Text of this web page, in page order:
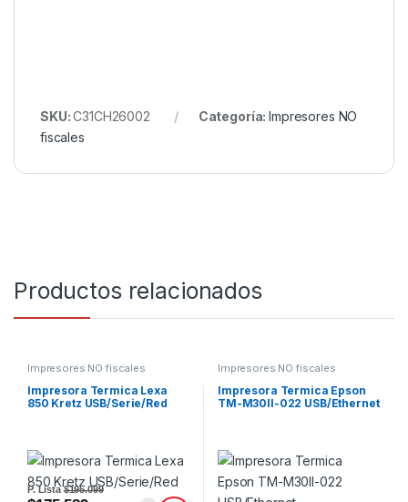
SKU:C31CH26002 Categoría:Impresores NO
fiscales
Productos relacionados
Impresores NO fiscales
Impresora Termica Lexa
850 Kretz USB/Serie/Red
P. Lista$195.099
Impresores NO fiscales
Impresora Termica Epson
TM-M30II-022 USB/Ethernet